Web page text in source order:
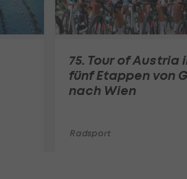
75. Tour of Austria
fünf Etappen von
nach Wien
Radsport